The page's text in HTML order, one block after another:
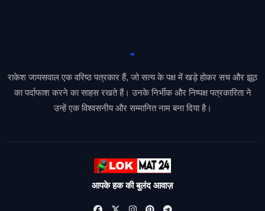
राकेश जायसवाल एक वरिष्ठ पत्रकार हैं, जो सत्य के पक्ष में खड़े होकर सच और झूठ
का पर्दाफाश करने का साहस रखते हैं। उनके निर्भीक और निष्पक्ष पत्रकारिता ने
उन्हें एक विश्वसनीय और सम्मानित नाम बना दिया है।
आपके हक की बुलंद आवाज़